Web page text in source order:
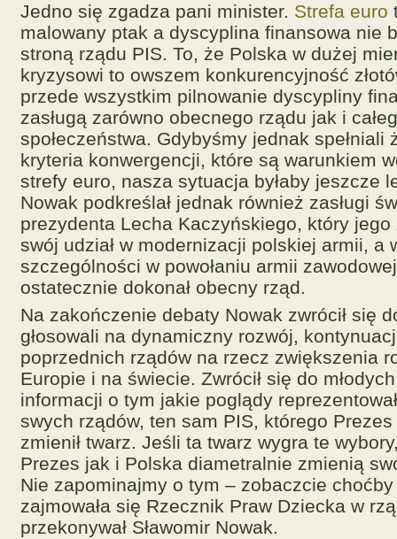
Jedno się zgadza pani minister. Strefa euro
malowany ptak a dyscyplina finansowa nie
stroną rządu PIS. To, że Polska w dużej
kryzysowi to owszem konkurencyjność
przede wszystkim pilnowanie dyscypliny
zasługą zarówno obecnego rządu jak i
społeczeństwa. Gdybyśmy jednak spełniali
kryteria konwergencji, które są warunkiem
strefy euro, nasza sytuacja byłaby jeszcze
Nowak podkreślał jednak również zasługi
prezydenta Lecha Kaczyńskiego, który jego
swój udział w modernizacji polskiej armii, a
szczególności w powołaniu armii
ostatecznie dokonał obecny rząd.
Na zakończenie debaty Nowak zwrócił się
głosowali na dynamiczny rozwój,
poprzednich rządów na rzecz zwiększenia
Europie i na świecie. Zwrócił się do
informacji o tym jakie poglądy
swych rządów, ten sam PIS, którego
zmienił twarz. Jeśli ta twarz wygra te
Prezes jak i Polska diametralnie zmienią
Nie zapominajmy o tym – zobaczcie
zajmowała się Rzecznik Praw Dziecka w
przekonywał Sławomir Nowak.